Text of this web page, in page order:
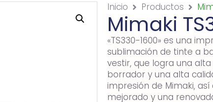
Inicio Productos
Mimaki
«TS330-1600» es una
sublimación de tinte a
vestir, que logra una
borrador y una alta
impresión de Mimaki,
mejorado y una